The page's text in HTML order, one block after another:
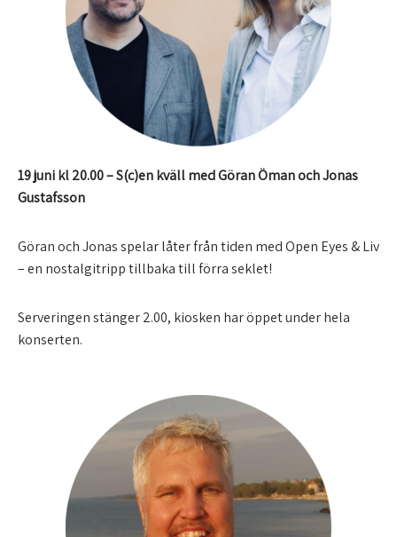
19 juni kl 20.00 – S(c)en kväll med Göran Öman och Jonas
Gustafsson
Göran och Jonas spelar låter från tiden med Open Eyes & Liv
– en nostalgitripp tillbaka till förra seklet!
Serveringen stänger 2.00, kiosken har öppet under hela
konserten.